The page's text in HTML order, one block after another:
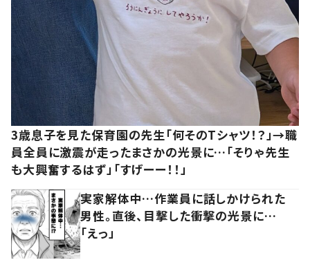
3歳息子を見た保育園の先生「何そのTシャツ！？」→職
員全員に激震が走ったまさかの光景に…「そりゃ先生
も大興奮するはず」「すげーー！！」
実家解体中…作業員に話しかけられた
男性。直後、目撃した衝撃の光景に…
「えっ」